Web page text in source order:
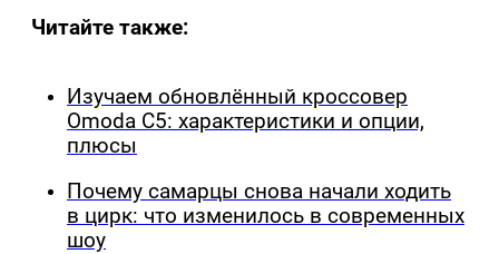
Читайте также:
Изучаем обновлённый кроссовер
Omoda C5: характеристики и опции,
плюсы
Почему самарцы снова начали ходить
в цирк: что изменилось в современных
шоу